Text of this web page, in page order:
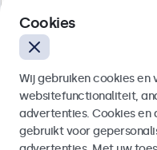
4.8/5
Nederlands
Cookies
Wij gebruiken cookies
websitefunctionaliteit,
advertenties. Cookies en
gebruikt voor